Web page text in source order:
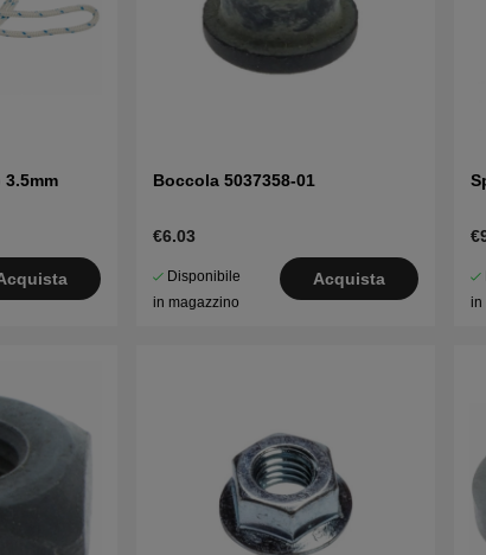
Boccola 5037358-01
€6.03
Disponibile
in magazzino
Acquista
in